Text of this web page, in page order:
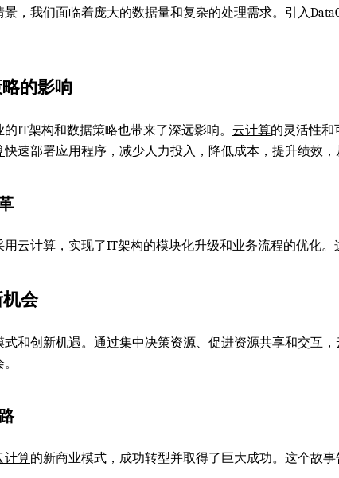
，我们面临着庞大的数据量和复杂的处理需求。引入
的影响
的IT架构和数据策略也带来了深远影响。 云计算的灵活性和
快速部署应用程序，减少人力投入，降低成本，提升绩效，
用云计算 ，实现了IT架构的模块化升级和业务流程的优化
会
和创新机遇。通过集中决策资源、促进资源共享和交互
计算的新商业模式，成功转型并取得了巨大成功。这个故事